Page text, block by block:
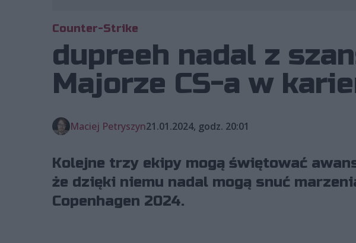
Counter-Strike
dupreeh nadal z
Majorze CS-a w
Maciej Petryszyn21.01.2024, godz. 20:01
Kolejne trzy ekipy mogą świętować
że dzięki niemu nadal mogą snuć
Copenhagen 2024.